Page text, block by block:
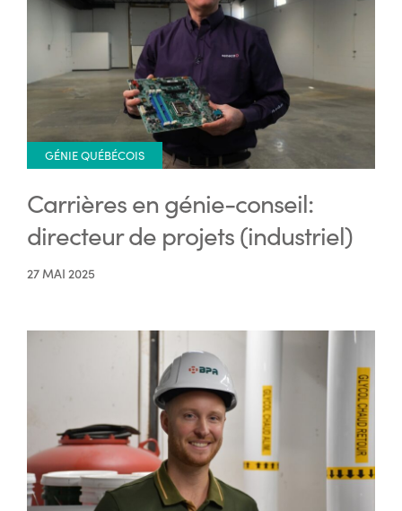
GÉNIE QUÉBÉCOIS
Carrières en génie-conseil:
directeur de projets (industriel)
27 MAI 2025